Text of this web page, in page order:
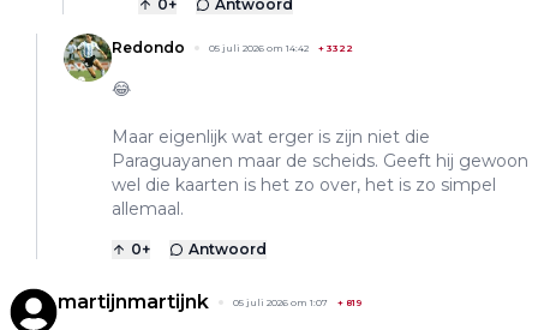
0+ Antwoord
Redondo 05 juli 2026 om 14:42 + 3322
😂
Maar eigenlijk wat erger is zijn niet die
Paraguayanen maar de scheids. Geeft hij gewoon
wel die kaarten is het zo over, het is zo simpel
allemaal.
0+ Antwoord
martijnmartijnk 05 juli 2026 om 1:07 + 819